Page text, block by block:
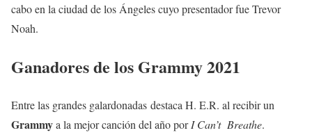
cabo en la ciudad de los Ángeles cuyo presentador fue Trevor
Noah.
Ganadores de los Grammy 2021
Entre las grandes galardonadas destaca H. E.R. al recibir un
Grammya la mejor canción del año porI Can’t Breathe.